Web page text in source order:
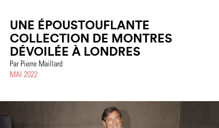
UNE ÉPOUSTOUFLANTE
COLLECTION DE MONTRES
DÉVOILÉE À LONDRES
Par Pierre Maillard
MAI 2022